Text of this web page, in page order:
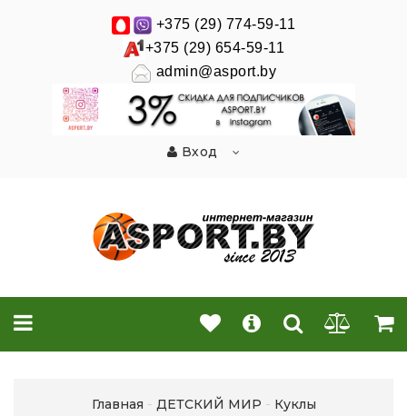
+375 (29) 774-59-11
+375 (29) 654-59-11
admin@asport.by
Вход
Главная ДЕТСКИЙ МИР Куклы